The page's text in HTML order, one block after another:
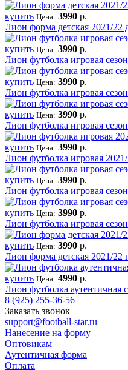
купить Цена: 3990 р.
Лион форма детская 2021/
купить Цена: 3990 р.
Лион футболка игровая
купить Цена: 3990 р.
Лион футболка игровая
купить Цена: 3990 р.
Лион футболка игровая
купить Цена: 3990 р.
Лион футболка игровая
купить Цена: 3990 р.
Лион футболка игровая
купить Цена: 3990 р.
Лион футболка игровая
купить Цена: 3990 р.
Лион форма детская 2021/22
купить Цена: 4990 р.
Лион футболка аутентичная
8 (925) 255-36-56
Заказать звонок
support@football-star.ru
Нанесение на форму
Оптовикам
Аутентичная форма
Оплата